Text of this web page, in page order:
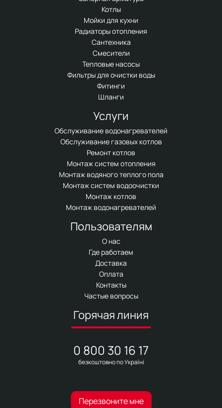
Котлы
Мойки для кухни
Радиаторы отопления
Сантехника
Смесители
Тепловые насосы
Фильтры для очистки воды
Фитинги
Шланги
Услуги
Обслуживание водонагревателей
Обслуживание газовых котлов
Ремонт котлов
Монтаж систем отопления
Монтаж водяного теплого пола
Монтаж систем водоочистки
Монтаж котлов
Монтаж водонагревателей
Пользователям
О нас
Где работаем
Доставка
Оплата
Контакты
Частые вопросы
Горячая линия
0 800 30 16 17
безкоштовно по Україні
Перезвоните мне